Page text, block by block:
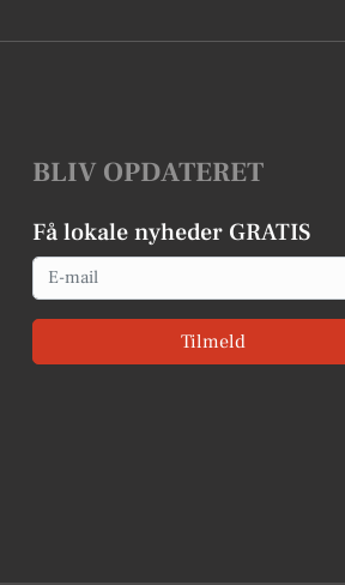
BLIV OPDATERET
Få lokale nyheder GRATIS
Email
Tilmeld